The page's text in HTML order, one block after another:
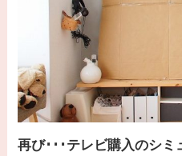
再び･･･テレビ購入のシミ